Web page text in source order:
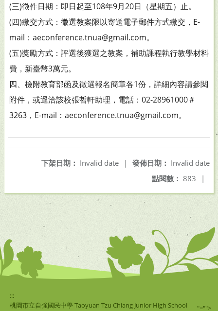
(三)徵件日期：即日起至108年9月20日（星期五）止。
(四)繳交方式：徵選教案限以寄送電子郵件方式繳交，E-
mail：aeconference.tnua@gmail.com。
(五)獎勵方式：評選後獲選之教案，補助課程執行教學材料
費，新臺幣3萬元。
四、檢附教育部函及徵選報名簡章各1份，詳細內容請參閱
附件，或逕洽該校張哲軒助理，電話：02-28961000＃
3263，E-mail：aeconference.tnua@gmail.com。
發佈日期： Invalid date
下架日期： Invalid date
|
點閱數： 883 |
:::
桃園市立自強國民中學 Taoyuan Tzu Chiang Junior High School
"="">